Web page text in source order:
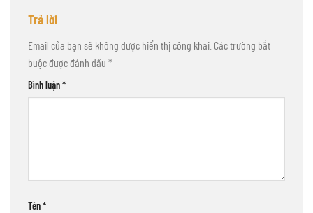
Trả lời
Email của bạn sẽ không được hiển thị công khai. Các trường bắt
buộc được đánh dấu *
Bình luận*
Tên*